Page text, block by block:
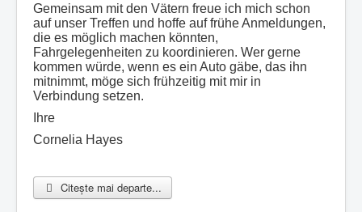
Gemeinsam mit den Vätern freue ich mich schon
auf unser Treffen und hoffe auf frühe Anmeldungen,
die es möglich machen könnten,
Fahrgelegenheiten zu koordinieren. Wer gerne
kommen würde, wenn es ein Auto gäbe, das ihn
mitnimmt, möge sich frühzeitig mit mir in
Verbindung setzen.
Ihre
Cornelia Hayes
Citește mai departe...